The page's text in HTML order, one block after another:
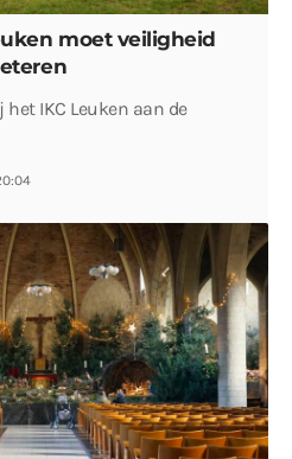
moet veiligheid
IKC Leuken aan de